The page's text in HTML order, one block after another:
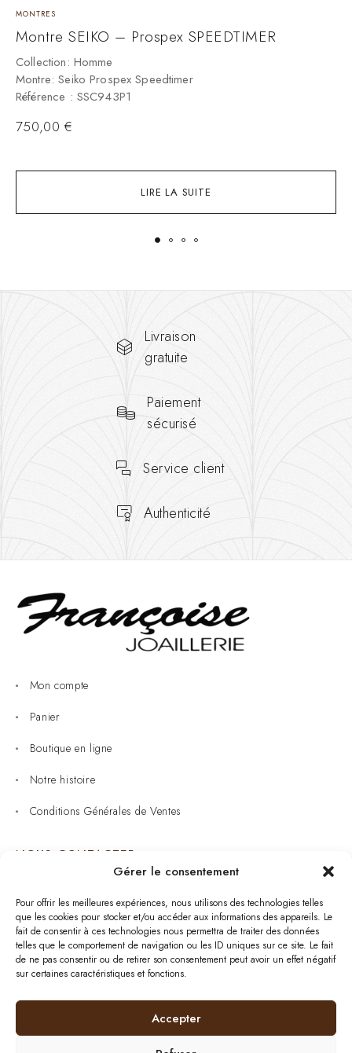
Gérer le consentement
Pour offrir les meilleures expériences, nous utilisons des technologies telles
que les cookies pour stocker et/ou accéder aux informations des appareils. Le
fait de consentir à ces technologies nous permettra de traiter des données
telles que le comportement de navigation ou les ID uniques sur ce site. Le fait
de ne pas consentir ou de retirer son consentement peut avoir un effet négatif
sur certaines caractéristiques et fonctions.
Accepter
LIRE LA SUITE
MONTRES
Montre SEIKO – Prospex SPEEDTIMER
Collection: Homme
Montre: Seiko Prospex Speedtimer
Référence : SSC943P1
750,00 €
Livraison
gratuite
Paiement
sécurisé
Service client
Authenticité
Mon compte
Panier
Boutique en ligne
Notre histoire
Conditions Générales de Ventes
NOUS CONTACTER
Bijouterie : 05 53 53 64 11
Mardi au Samedi: 09:00 - 19:00
bijouterie.lavergne@orange.fr